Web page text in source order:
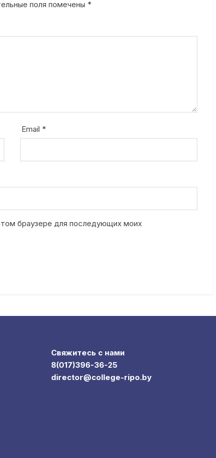
поля помечены *
Email *
браузере для последующих моих
Свяжитесь с нами
8(017)396-36-25
director@college-ripo.by